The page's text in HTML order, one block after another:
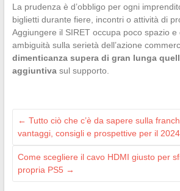
La prudenza è d’obbligo per ogni
biglietti durante fiere, incontri o attività di
Aggiungere il SIRET occupa poco spazio e
ambiguità sulla serietà dell’azione
dimenticanza supera di gran lunga
aggiuntivasul supporto.
← Tutto ciò che c’è da sapere sulla
vantaggi, consigli e prospettive per il 2024
Come scegliere il cavo HDMI giusto per
propria PS5 →